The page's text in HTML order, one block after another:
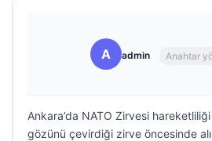
A admin Anahtar
Ankara’da NATO Zirvesi hareketliliği
gözünü çevirdiği zirve öncesinde